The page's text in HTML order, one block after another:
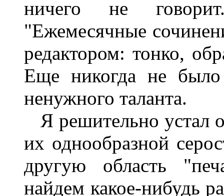
ничего не
"Ежемесячные
редактором: тонко,
Еще никогда не было
ненужного таланта.
Я решительно устал
их однообразной
другую область
найдем какое-нибудь